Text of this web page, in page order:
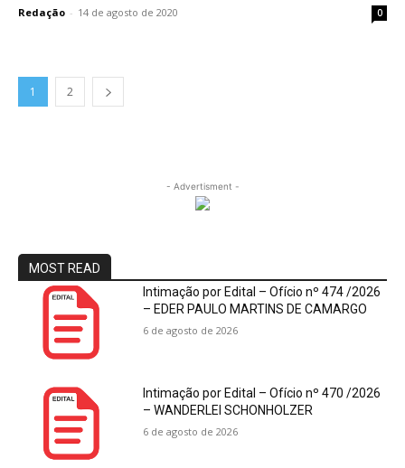
Redação - 14 de agosto de 2020 0
1 2
- Advertisment -
MOST READ
Intimação por Edital – Ofício nº 474 /2026
– EDER PAULO MARTINS DE CAMARGO
6 de agosto de 2026
Intimação por Edital – Ofício nº 470 /2026
– WANDERLEI SCHONHOLZER
6 de agosto de 2026